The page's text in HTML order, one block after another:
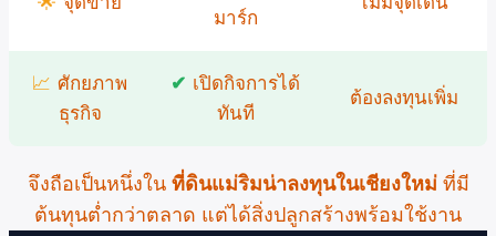
มาร์ก
📈 ศักยภาพ
ธุรกิจ
✔ เปิดกิจการได้
ทันที
ต้องลงทุนเพิ่ม
จึงถือเป็นหนึ่งใน ที่ดินแม่ริมน่าลงทุนในเชียงใหม่ที่มี
ต้นทุนต่ำกว่าตลาด แต่ได้สิ่งปลูกสร้างพร้อมใช้งาน